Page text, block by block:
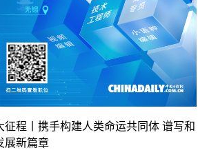
征程丨携手构建人类命运共同体 谱写和
展新篇章